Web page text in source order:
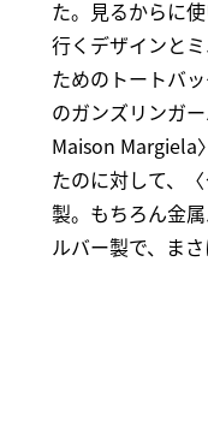
た。見るからに
行くデザインと
ためのトートバ
のガンズリンガ
Maison Margiela
たのに対して、
製。もちろん金
ルバー製で、ま